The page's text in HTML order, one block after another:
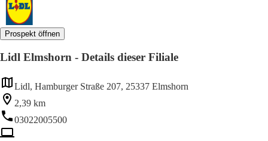
Prospekt öffnen
Lidl Elmshorn - Details dieser Filiale
Lidl, Hamburger Straße 207, 25337 Elmshorn
2,39 km
03022005500